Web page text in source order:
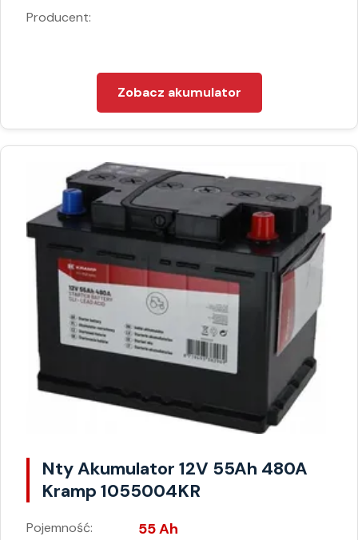
Producent:
Zobacz akumulator
Nty Akumulator 12V 55Ah 480A
Kramp 1055004KR
Pojemność: 55 Ah